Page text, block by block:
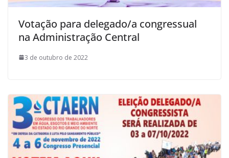
Votação para delegado/a congressual
na Administração Central
3 de outubro de 2022